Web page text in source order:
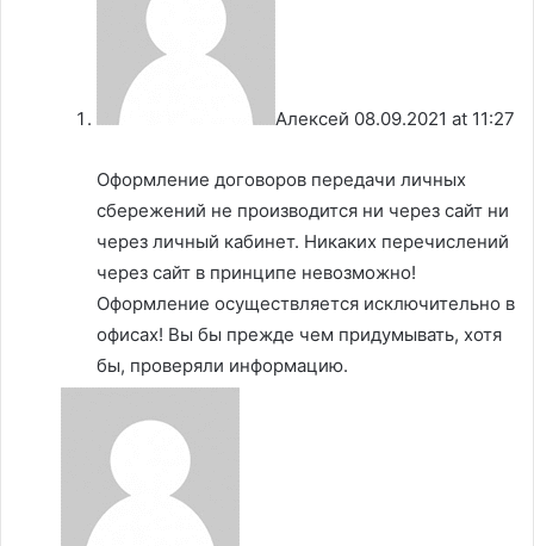
Алексей 08.09.2021 at 11:27
Оформление договоров передачи личных
сбережений не производится ни через сайт ни
через личный кабинет. Никаких перечислений
через сайт в принципе невозможно!
Оформление осуществляется исключительно в
офисах! Вы бы прежде чем придумывать, хотя
бы, проверяли информацию.